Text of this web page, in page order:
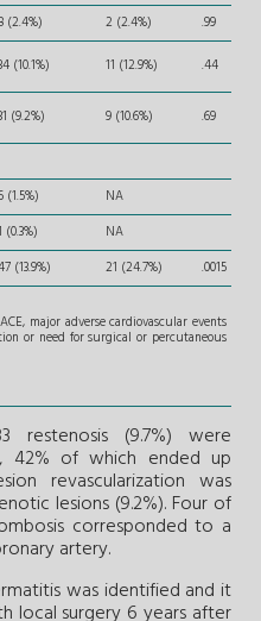
(2.4%) 2 (2.4%)
.99
(10.1%) 11 (12.9%) .44
(9.2%) 9 (10.6%) .69
(1.5%)
NA
(0.3%)
NA
(13.9%) 21 (24.7%) .0015
major adverse cardiovascular events
or need for surgical or percutaneous
restenosis (9.7%) were
42% of which ended up
revascularization was
lesions (9.2%). Four of
corresponded to a
artery.
was identified and it
local surgery 6 years after